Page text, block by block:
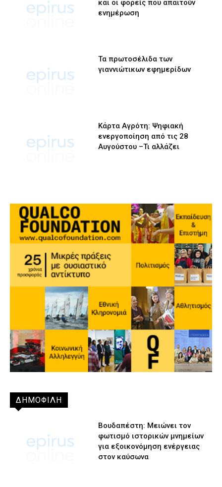
και οι φορείς που απαιτούν
ενημέρωση
Τα πρωτοσέλιδα των
γιαννιώτικων εφημερίδων
Κάρτα Αγρότη: Ψηφιακή
ενεργοποίηση από τις 28
Αυγούστου –Τι αλλάζει
ΔΗΜΟΦΙΛΗ
Βουδαπέστη: Μειώνει τον
φωτισμό ιστορικών μνημείων
για εξοικονόμηση ενέργειας
στον καύσωνα